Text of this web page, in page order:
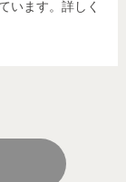
います。詳しく